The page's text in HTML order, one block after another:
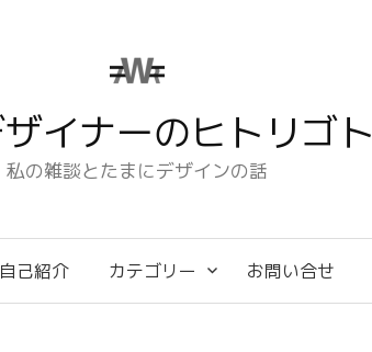
イナーのヒトリゴト
私の雑談とたまにデザインの話
自己紹介 カテゴリー お問い合せ